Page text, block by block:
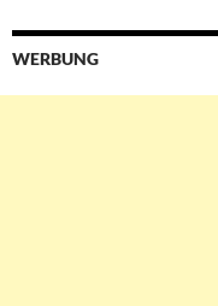
WERBUNG